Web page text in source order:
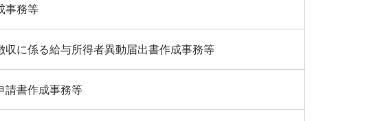
事務等
収に係る給与所得者異動届出書作成事務等
請書作成事務等